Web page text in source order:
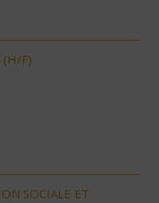
(H/F)
SOCIALE ET